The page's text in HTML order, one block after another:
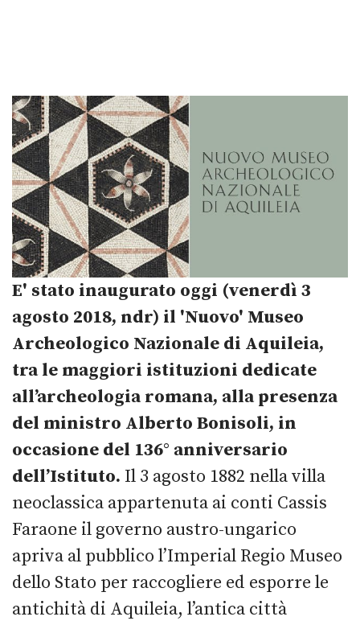
E' stato inaugurato oggi (venerdì 3
agosto 2018, ndr) il 'Nuovo' Museo
Archeologico Nazionale di Aquileia,
tra le maggiori istituzioni dedicate
all’archeologia romana, alla presenza
del ministro Alberto Bonisoli, in
occasione del 136° anniversario
dell’Istituto. Il 3 agosto 1882 nella villa
neoclassica appartenuta ai conti Cassis
Faraone il governo austro-ungarico
apriva al pubblico l’Imperial Regio Museo
dello Stato per raccogliere ed esporre le
antichità di Aquileia, l’antica città